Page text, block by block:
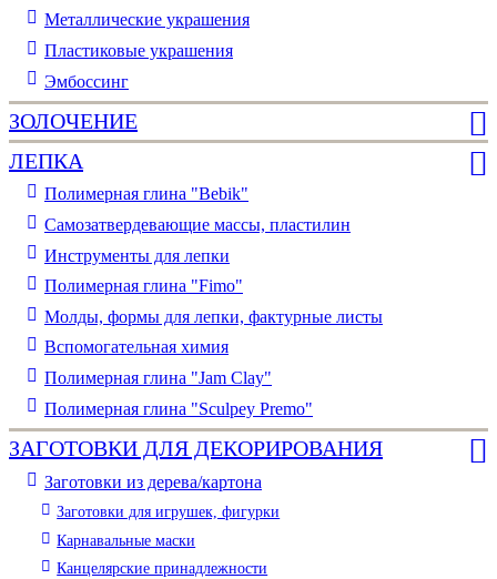
Металлические украшения
Пластиковые украшения
Эмбоссинг
ЗОЛОЧЕНИЕ
ЛЕПКА
Полимерная глина "Bebik"
Самозатвердевающие массы, пластилин
Инструменты для лепки
Полимерная глина "Fimo"
Молды, формы для лепки, фактурные листы
Вспомогательная химия
Полимерная глина "Jam Clay"
Полимерная глина "Sculpey Premo"
ЗАГОТОВКИ ДЛЯ ДЕКОРИРОВАНИЯ
Заготовки из дерева/картона
Заготовки для игрушек, фигурки
Карнавальные маски
Канцелярские принадлежности